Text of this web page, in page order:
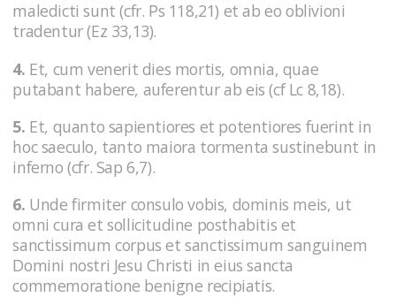
maledicti sunt (cfr. Ps 118,21) et ab eo oblivioni
tradentur (Ez 33,13).
4. Et, cum venerit dies mortis, omnia, quae
putabant habere, auferentur ab eis (cf Lc 8,18).
5. Et, quanto sapientiores et potentiores fuerint in
hoc saeculo, tanto maiora tormenta sustinebunt in
inferno (cfr. Sap 6,7).
6. Unde firmiter consulo vobis, dominis meis, ut
omni cura et sollicitudine posthabitis et
sanctissimum corpus et sanctissimum sanguinem
Domini nostri Jesu Christi in eius sancta
commemoratione benigne recipiatis.